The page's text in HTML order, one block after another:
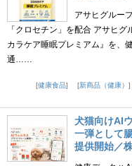
アサヒグルー
「クロセチン」を配合 アサヒ
カラケア睡眠プレミアム』を、
通……
健康食品
新商品（健康）
犬猫向けAI
一弾として
提供開始／